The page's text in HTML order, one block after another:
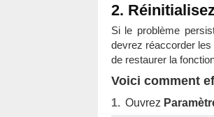
2.
Si le problème
devrez réaccorder
de restaurer la
Voici comment
Ouvrez